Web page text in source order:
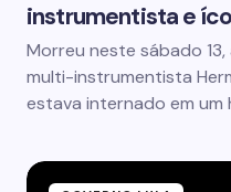
instrumentista e
Morreu neste sábado
multi-instrumentista
estava internado em um